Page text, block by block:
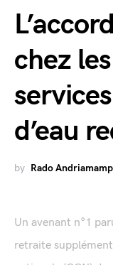
chez
d’eau
by Rado
Un avenant n°1
retraite